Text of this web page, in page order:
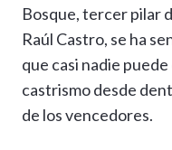
Bosque, tercer pilar
Raúl Castro, se ha
que casi nadie
castrismo desde
de los vencedores.